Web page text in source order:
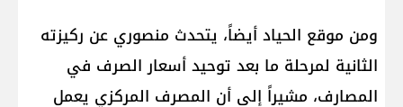
ومن موقع الحياد أيضاً، يتحدث منصوري عن ركيزته
الثانية لمرحلة ما بعد توحيد أسعار الصرف في
المصارف، مشيراً إلى أن المصرف المركزي يعمل